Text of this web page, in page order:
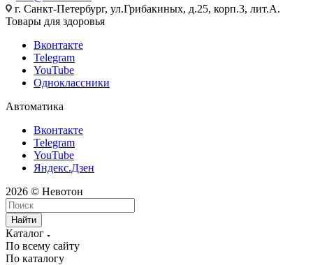
г. Санкт-Петербург, ул.Грибакиных, д.25, корп.3, лит.А.
Товары для здоровья
Вконтакте
Telegram
YouTube
Одноклассники
Автоматика
Вконтакте
Telegram
YouTube
Яндекс.Дзен
2026 © Невотон
Найти
Каталог
По всему сайту
По каталогу